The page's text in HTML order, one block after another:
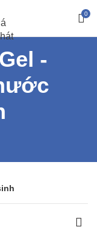
0
-